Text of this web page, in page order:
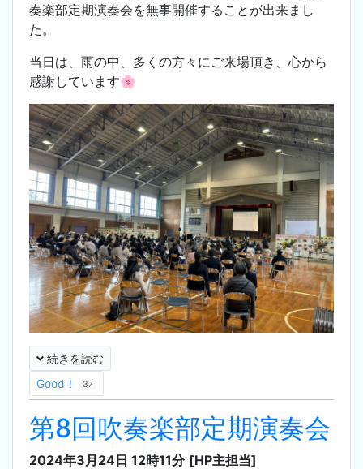
奏楽部定期演奏会を無事開催することが出来まし
た。
当日は、雨の中、多くの方々にご来場頂き、心から
感謝しています🌸
続きを読む
Good！
37
第8回吹奏楽部定期演奏会
2024年3月24日 12時11分 [HP主担当]